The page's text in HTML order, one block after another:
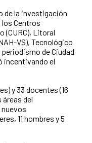
de la investigación
Centros
(CURC), Litoral
VS), Tecnológico
periodismo de Ciudad
incentivando el
y 33 docentes (16
áreas del
11 hombres y 5